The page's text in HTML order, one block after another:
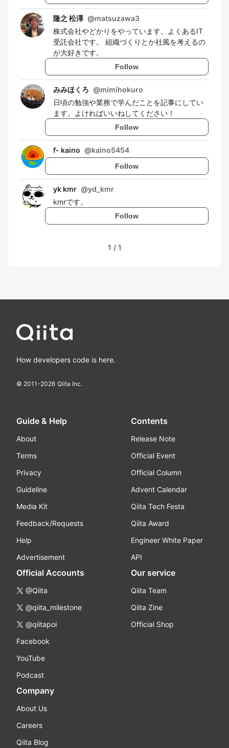
隆之 松澤 @matsuzawa3
株式会社やどかりをやっています。よくあるIT
受託会社です。 組織づくりとか社風を考えるの
が大好きです。
Follow
みみほくろ @mimihokuro
日頃の勉強や業務で学んだことを記事にしてい
ます。よければいいねしてください！
Follow
f- kaino @kaino5454
Follow
yk kmr @yd_kmr
kmrです。
Follow
1 / 1
How developers code is here.
© 2011-2026 Qiita Inc.
Guide & Help
About
Terms
Privacy
Guideline
Media Kit
Feedback/Requests
Help
Advertisement
Contents
Release Note
Official Event
Official Column
Advent Calendar
Qiita Tech Festa
Qiita Award
Engineer White Paper
API
Official Accounts
@Qiita
@qiita_milestone
@qiitapoi
Facebook
YouTube
Podcast
Our service
Qiita Team
Qiita Zine
Official Shop
Company
About Us
Careers
Qiita Blog